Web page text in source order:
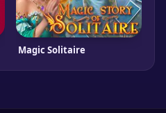
Magic Solitaire